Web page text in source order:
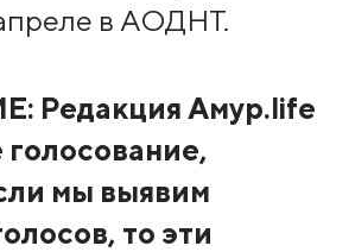
в АОДНТ.
Редакция Амур.life
голосование,
мы выявим
то эти